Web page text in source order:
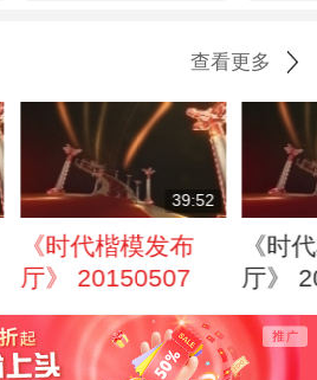
查看更多
39:52
《时代楷模发布
厅》 20150507
《时
厅》